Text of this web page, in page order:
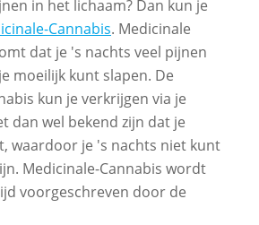
in het lichaam? Dan kun je
Cannabis. Medicinale
dat je 's nachts veel pijnen
moeilijk kunt slapen. De
kun je verkrijgen via je
dan wel bekend zijn dat je
waardoor je 's nachts niet kunt
Medicinale-Cannabis wordt
voorgeschreven door de